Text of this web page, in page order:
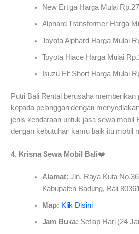
New Ertiga Harga Mulai
Alphard Transformer Harga
Toyota Alphard Harga Mulai
Toyota Hiace Harga Mulai
Isuzu Elf Short Harga Mulai
Putri Bali Rental berusaha memberikan
kepada pelanggan dengan
jenis kendaraan untuk jasa sewa mobil
dengan kebutuhan kamu baik itu mobil
4. Krisna Sewa Mobil Bali❤️
Alamat: Jln. Raya Kuta
Kabupaten Badung, Bali 80361
Map: Klik Disini
Jam Buka: Setiap Hari (24